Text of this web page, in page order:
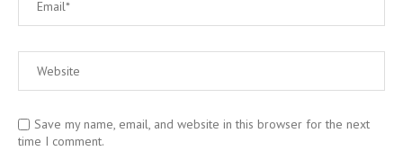
Save my name, email, and website in this browser for the next
time I comment.